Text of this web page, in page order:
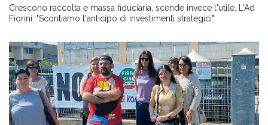
Crescono raccolta e massa fiduciaria, scende invece l'utile. L'Ad
Fiorini: "Scontiamo l'anticipo di investimenti strategici"